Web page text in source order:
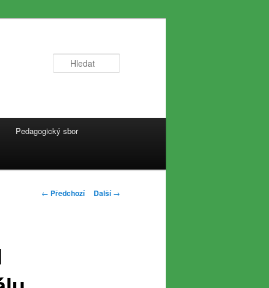
Pedagogický sbor
Navigace
← Předchozí Další→